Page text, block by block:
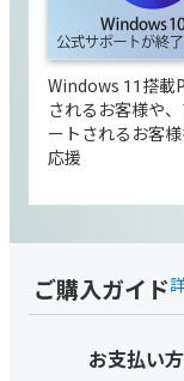
Windows 11搭載
されるお客様や
ートされるお客
応援
ご購入ガイド
お支払い